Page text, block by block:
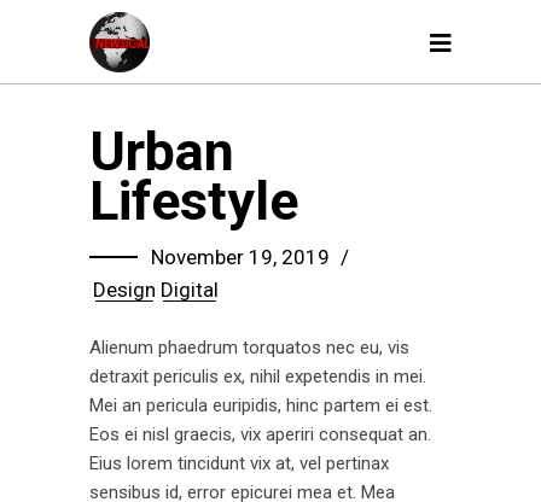
Urban
Lifestyle
November 19, 2019
Design Digital
Alienum phaedrum torquatos nec eu, vis
detraxit periculis ex, nihil expetendis in mei.
Mei an pericula euripidis, hinc partem ei est.
Eos ei nisl graecis, vix aperiri consequat an.
Eius lorem tincidunt vix at, vel pertinax
sensibus id, error epicurei mea et. Mea